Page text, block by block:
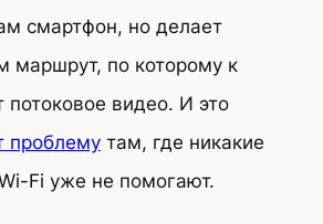
смартфон, но делает
маршрут, по которому к
потоковое видео. И это
проблемутам, где никакие
Fi уже не помогают.